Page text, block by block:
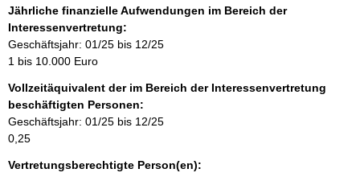
f
o
r
m
t
i
o
n
e
Jährliche finanzielle Aufwendungen im Bereich der
Interessenvertretung:
Geschäftsjahr: 01/25 bis 12/25
1 bis 10.000 Euro
Vollzeitäquivalent der im Bereich der Interessenvertretung
beschäftigten Personen:
Geschäftsjahr: 01/25 bis 12/25
0,25
Vertretungsberechtigte Person(en):